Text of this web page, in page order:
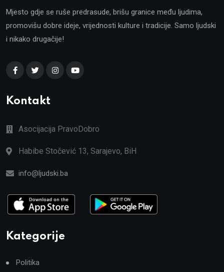
Mjesto gdje se ruše predrasude, brišu granice među ljudima,
promovišu dobre ideje, vrijednosti kulture i tradicije. Samo ljudski
i nikako drugačije!
Kontakt
Asocijacija PravoDobro
Habibe Stočević 13, Sarajevo, BiH
info@ljudski.ba
Kategorije
Politika